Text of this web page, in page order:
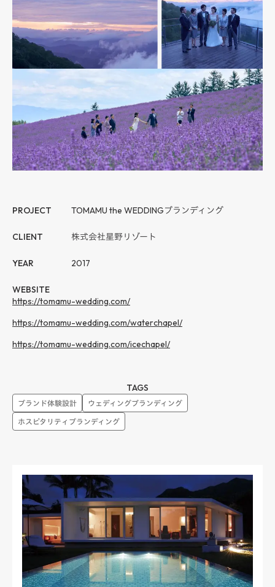
PROJECT TOMAMU the WEDDING ブランディング
CLIENT 株式会社星野リゾート
YEAR 2017
WEBSITE
https://tomamu-wedding.com/
https://tomamu-wedding.com/waterchapel/
https://tomamu-wedding.com/icechapel/
TAGS
ブランド体験設計 ウェディングブランディング
ホスピタリティブランディング